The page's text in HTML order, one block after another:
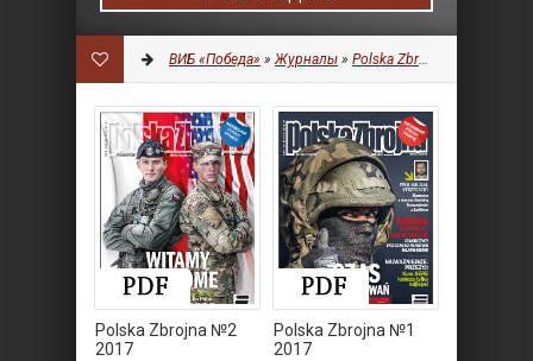
ВИБ «Победа» »Журналы » Polska Zbrojna
Polska Zbrojna №2
2017
Polska Zbrojna №1
2017